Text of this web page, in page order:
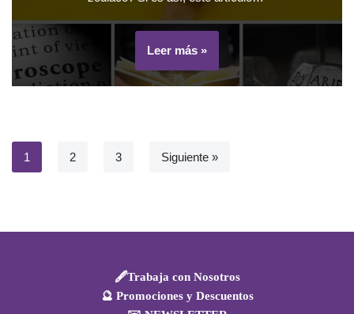
Leer más »
1 2 3 Siguiente »
🖋️Trabaja con Nosotros
🔮 Promociones y Descuentos